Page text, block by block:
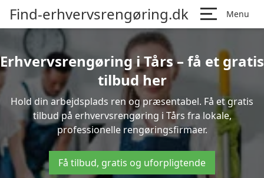
Find-erhvervsrengøring.dk Menu
Erhvervsrengøring i Tårs – få et gratis
tilbud her
Hold din arbejdsplads ren og præsentabel. Få et gratis
tilbud på erhvervsrengøring i Tårs fra lokale,
professionelle rengøringsfirmaer.
Få tilbud, gratis og uforpligtende